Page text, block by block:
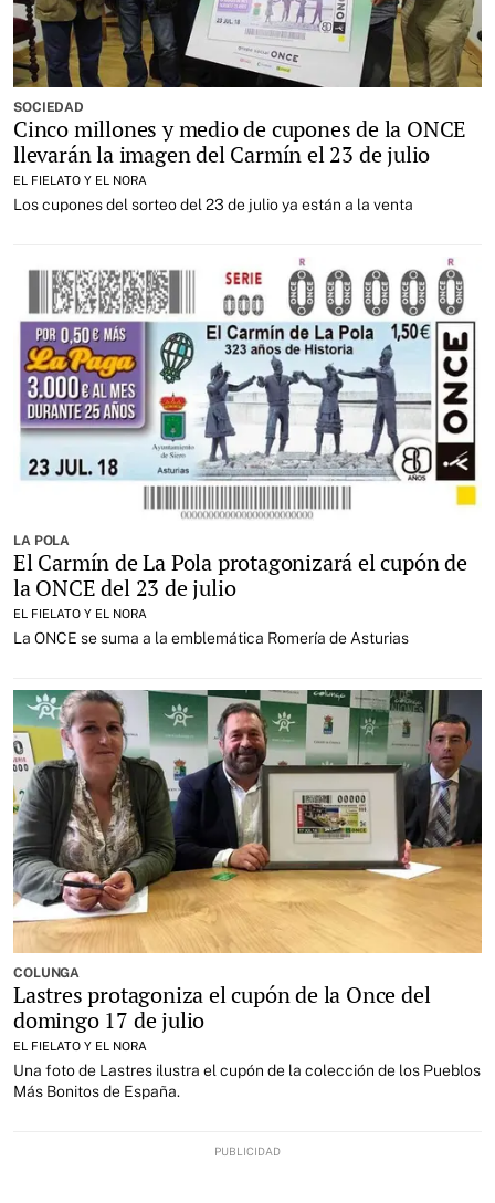
SOCIEDAD
Cinco millones y medio de cupones de la ONCE
llevarán la imagen del Carmín el 23 de julio
EL FIELATO Y EL NORA
Los cupones del sorteo del 23 de julio ya están a la venta
LA POLA
El Carmín de La Pola protagonizará el cupón de
la ONCE del 23 de julio
EL FIELATO Y EL NORA
La ONCE se suma a la emblemática Romería de Asturias
COLUNGA
Lastres protagoniza el cupón de la Once del
domingo 17 de julio
EL FIELATO Y EL NORA
Una foto de Lastres ilustra el cupón de la colección de los Pueblos
Más Bonitos de España.